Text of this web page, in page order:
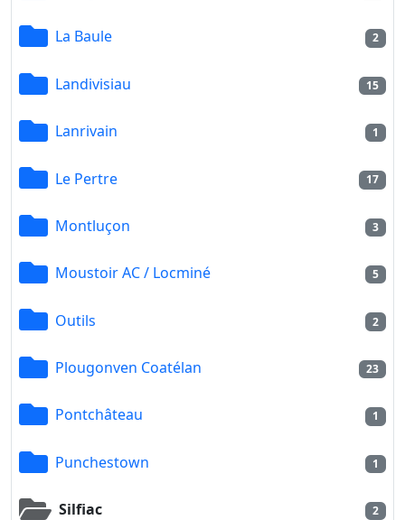
La Baule 2
Landivisiau 15
Lanrivain 1
Le Pertre 17
Montluçon 3
Moustoir AC / Locminé 5
Outils 2
Plougonven Coatélan 23
Pontchâteau 1
Punchestown 1
Silfiac 2